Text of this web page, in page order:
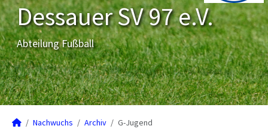
Dessauer SV 97 e.V.
Abteilung Fußball
Nachwuchs Archiv G-Jugend